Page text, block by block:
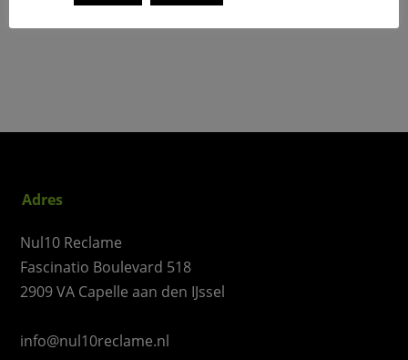
Adres
Nul10 Reclame
Fascinatio Boulevard 518
2909 VA Capelle aan den IJssel
info@nul10reclame.nl